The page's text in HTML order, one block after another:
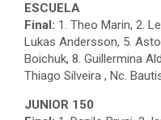
ESCUELA
Final: 1. Theo Marin, 2.
Lukas Andersson, 5.
Boichuk, 8. Guillermina
Thiago Silveira , Nc.
JUNIOR 150